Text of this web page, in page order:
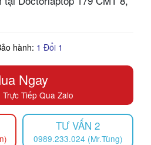
hành: 1 Đổi 1
Ngay
Tiếp Qua Zalo
TƯ VẤN 2
0989.233.024 (Mr.Tùng)